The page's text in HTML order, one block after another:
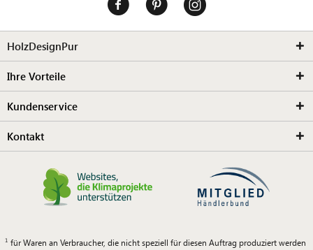
HolzDesignPur
Ihre Vorteile
Kundenservice
Kontakt
für Waren an Verbraucher, die nicht speziell für diesen Auftrag produziert werden